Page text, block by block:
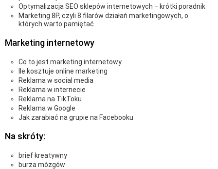
Optymalizacja SEO sklepów internetowych ‒ krótki poradnik
Marketing 8P, czyli 8 filarów działań marketingowych, o
których warto pamiętać
Marketing internetowy
Co to jest marketing internetowy
Ile kosztuje online marketing
Reklama w social media
Reklama w internecie
Reklama na TikToku
Reklama w Google
Jak zarabiać na grupie na Facebooku
Na skróty:
brief kreatywny
burza mózgów